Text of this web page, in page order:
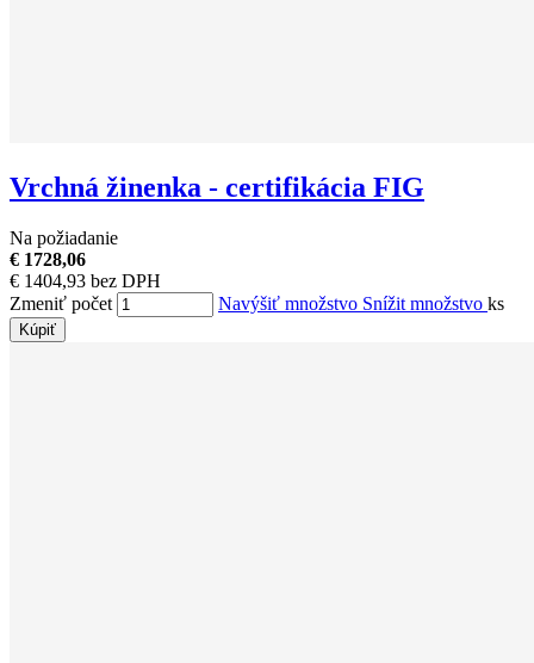
Vrchná žinenka - certifikácia FIG
Na požiadanie
€ 1728,06
€ 1404,93 bez DPH
Zmeniť počet
Navýšiť množstvo Snížit množstvo ks
Kúpiť